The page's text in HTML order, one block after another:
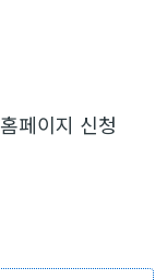
홈페이지 신청